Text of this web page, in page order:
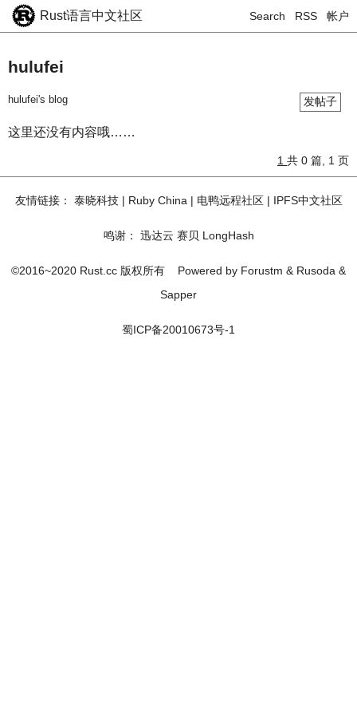
Rust语言中文社区 Search RSS 帐户
hulufei
发帖子
hulufei's blog
这里还没有内容哦……
1 共 0 篇, 1 页
友情链接： 泰晓科技| Ruby China | 电鸭远程社区| IPFS中文社区
鸣谢： 迅达云 赛贝 LongHash
©2016~2020 Rust.cc 版权所有 Powered by Forustm & Rusoda &
Sapper
蜀ICP备20010673号-1